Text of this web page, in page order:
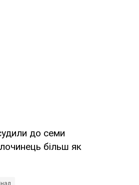
до семи
більш як